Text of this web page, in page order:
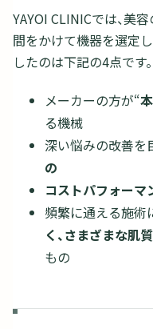
YAYOI CLINICでは、美
間をかけて機器を選定
したのは下記の4点です。
メーカーの方が“
る機械
深い悩みの改善を
の
コストパフォーマ
頻繁に通える施術
く、さまざまな肌
もの